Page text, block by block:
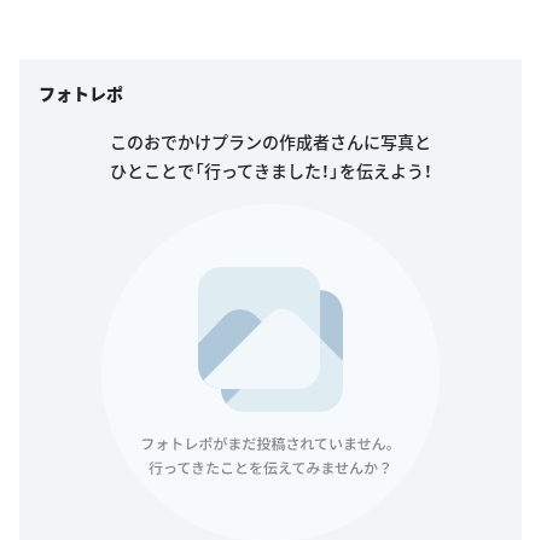
フォトレポ
このおでかけプランの作成者さんに写真と
ひとことで「行ってきました！」を伝えよう！